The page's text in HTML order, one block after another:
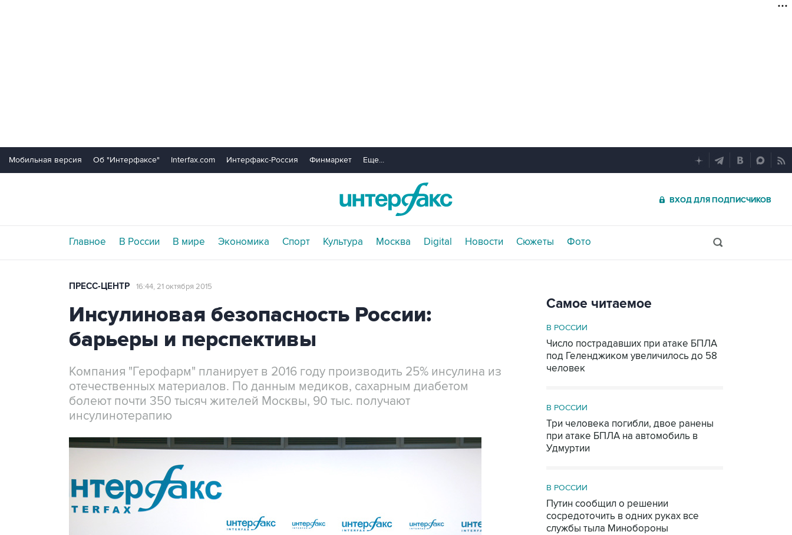
Мобильная версия Об "Интерфаксе" Interfax.com Интерфакс-Россия Финмаркет Еще...
ВХОД ДЛЯ ПОДПИСЧИКОВ
Главное В России В мире Экономика Спорт Культура Москва Digital Новости Сюжеты Фото
ПРЕСС-ЦЕНТР 16:44, 21 октября 2015
Инсулиновая безопасность России:
барьеры и перспективы
Компания "Герофарм" планирует в 2016 году производить 25% инсулина из
отечественных материалов. По данным медиков, сахарным диабетом
болеют почти 350 тысяч жителей Москвы, 90 тыс. получают
инсулинотерапию
Самое читаемое
В РОССИИ
Число пострадавших при атаке БПЛА
под Геленджиком увеличилось до 58
человек
В РОССИИ
Три человека погибли, двое ранены
при атаке БПЛА на автомобиль в
Удмуртии
В РОССИИ
Путин сообщил о решении
сосредоточить в одних руках все
службы тыла Минобороны